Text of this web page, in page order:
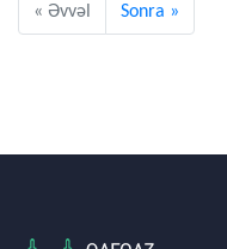
« Əvvəl Sonra »